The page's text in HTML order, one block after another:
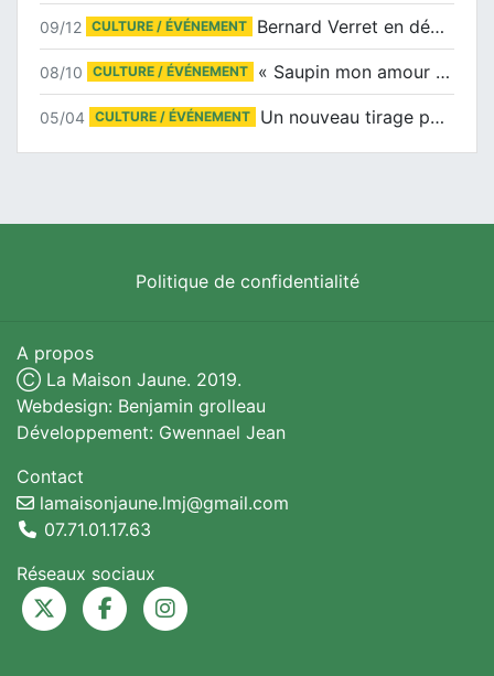
09/12 CULTURE / ÉVÉNEMENT Bernard Verret en dédicaces le samedi 13 décembre à l’Espace Culturel Atlantis
08/10 CULTURE / ÉVÉNEMENT « Saupin mon amour » au salon du livre de Trentemoult
05/04 CULTURE / ÉVÉNEMENT Un nouveau tirage pour le Docu-BD
Politique de confidentialité
A propos
Ⓒ La Maison Jaune. 2019.
Webdesign: Benjamin grolleau
Développement: Gwennael Jean
Contact
lamaisonjaune.lmj@gmail.com
07.71.01.17.63
Réseaux sociaux